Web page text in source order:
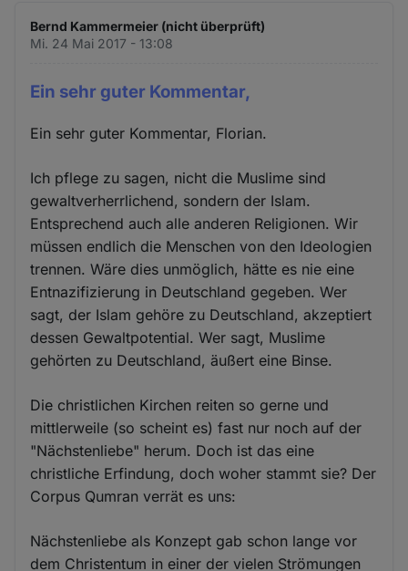
Bernd Kammermeier (nicht überprüft)
Mi. 24 Mai 2017 - 13:08
Ein sehr guter Kommentar,
Ein sehr guter Kommentar, Florian.
Ich pflege zu sagen, nicht die Muslime sind
gewaltverherrlichend, sondern der Islam.
Entsprechend auch alle anderen Religionen. Wir
müssen endlich die Menschen von den Ideologien
trennen. Wäre dies unmöglich, hätte es nie eine
Entnazifizierung in Deutschland gegeben. Wer
sagt, der Islam gehöre zu Deutschland, akzeptiert
dessen Gewaltpotential. Wer sagt, Muslime
gehörten zu Deutschland, äußert eine Binse.
Die christlichen Kirchen reiten so gerne und
mittlerweile (so scheint es) fast nur noch auf der
"Nächstenliebe" herum. Doch ist das eine
christliche Erfindung, doch woher stammt sie? Der
Corpus Qumran verrät es uns:
Nächstenliebe als Konzept gab schon lange vor
dem Christentum in einer der vielen Strömungen